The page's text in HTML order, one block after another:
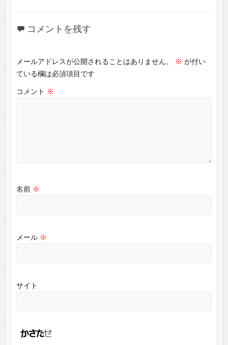
コメントを残す
メールアドレスが公開されることはありません。 ※ が付い
ている欄は必須項目です
コメント ※
名前 ※
メール ※
サイト